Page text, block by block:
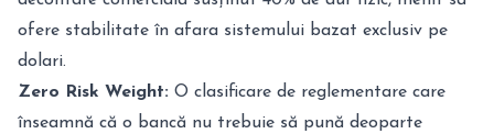
ofere stabilitate în afara sistemului bazat exclusiv pe
dolari.
Zero Risk Weight: O clasificare de reglementare care
înseamnă că o bancă nu trebuie să pună deoparte